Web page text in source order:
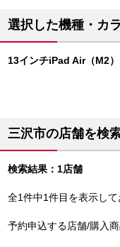
選択した機種・カ
13インチiPad Air（M2
三沢市の店舗を検
検索結果：1店舗
全1件中1件目を表示し
予約申込する店舗/購入